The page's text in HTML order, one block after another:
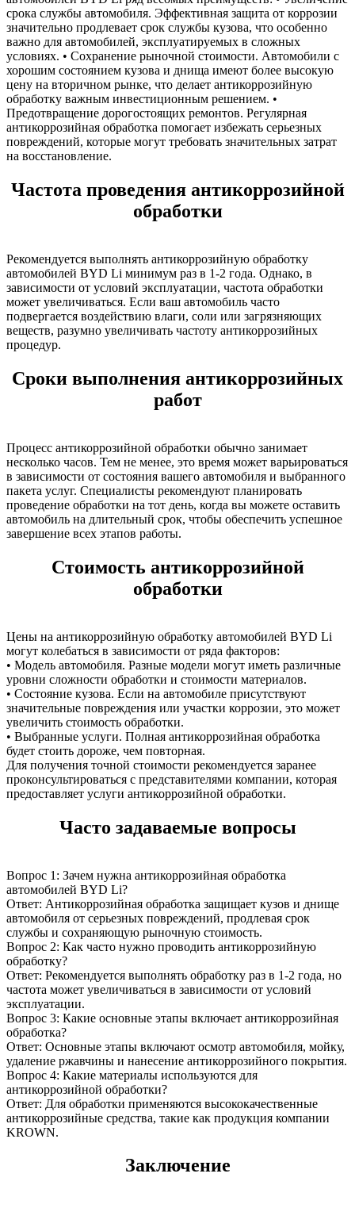
срока службы автомобиля. Эффективная защита от коррозии
значительно продлевает срок службы кузова, что особенно
важно для автомобилей, эксплуатируемых в сложных
условиях. • Сохранение рыночной стоимости. Автомобили с
хорошим состоянием кузова и днища имеют более высокую
цену на вторичном рынке, что делает антикоррозийную
обработку важным инвестиционным решением. •
Предотвращение дорогостоящих ремонтов. Регулярная
антикоррозийная обработка помогает избежать серьезных
повреждений, которые могут требовать значительных затрат
на восстановление.
Частота проведения антикоррозийной
обработки
Рекомендуется выполнять антикоррозийную обработку
автомобилей BYD Li минимум раз в 1-2 года. Однако, в
зависимости от условий эксплуатации, частота обработки
может увеличиваться. Если ваш автомобиль часто
подвергается воздействию влаги, соли или загрязняющих
веществ, разумно увеличивать частоту антикоррозийных
процедур.
Сроки выполнения антикоррозийных
работ
Процесс антикоррозийной обработки обычно занимает
несколько часов. Тем не менее, это время может варьироваться
в зависимости от состояния вашего автомобиля и выбранного
пакета услуг. Специалисты рекомендуют планировать
проведение обработки на тот день, когда вы можете оставить
автомобиль на длительный срок, чтобы обеспечить успешное
завершение всех этапов работы.
Стоимость антикоррозийной
обработки
Цены на антикоррозийную обработку автомобилей BYD Li
могут колебаться в зависимости от ряда факторов:
• Модель автомобиля. Разные модели могут иметь различные
уровни сложности обработки и стоимости материалов.
• Состояние кузова. Если на автомобиле присутствуют
значительные повреждения или участки коррозии, это может
увеличить стоимость обработки.
• Выбранные услуги. Полная антикоррозийная обработка
будет стоить дороже, чем повторная.
Для получения точной стоимости рекомендуется заранее
проконсультироваться с представителями компании, которая
предоставляет услуги антикоррозийной обработки.
Часто задаваемые вопросы
Вопрос 1: Зачем нужна антикоррозийная обработка
автомобилей BYD Li?
Ответ: Антикоррозийная обработка защищает кузов и днище
автомобиля от серьезных повреждений, продлевая срок
службы и сохраняющую рыночную стоимость.
Вопрос 2: Как часто нужно проводить антикоррозийную
обработку?
Ответ: Рекомендуется выполнять обработку раз в 1-2 года, но
частота может увеличиваться в зависимости от условий
эксплуатации.
Вопрос 3: Какие основные этапы включает антикоррозийная
обработка?
Ответ: Основные этапы включают осмотр автомобиля, мойку,
удаление ржавчины и нанесение антикоррозийного покрытия.
Вопрос 4: Какие материалы используются для
антикоррозийной обработки?
Ответ: Для обработки применяются высококачественные
антикоррозийные средства, такие как продукция компании
KROWN.
Заключение